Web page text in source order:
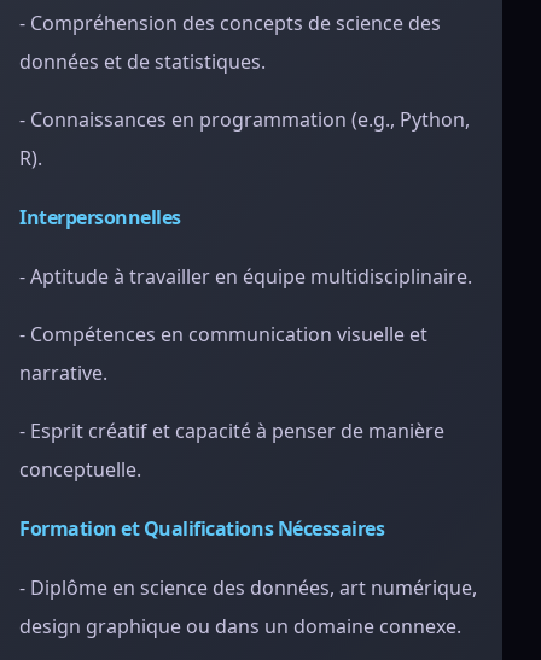
- Compréhension des concepts de science des
données et de statistiques.
- Connaissances en programmation (e.g., Python,
R).
Interpersonnelles
- Aptitude à travailler en équipe multidisciplinaire.
- Compétences en communication visuelle et
narrative.
- Esprit créatif et capacité à penser de manière
conceptuelle.
Formation et Qualifications Nécessaires
- Diplôme en science des données, art numérique,
design graphique ou dans un domaine connexe.